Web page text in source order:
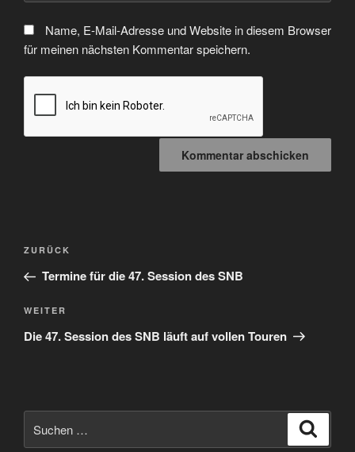
Name, E-Mail-Adresse und Website in diesem Browser
für meinen nächsten Kommentar speichern.
Beitragsnavigation
Vorheriger
Beitrag
ZURÜCK
Termine für die 47. Session des SNB
Nächster
Beitrag
WEITER
Die 47. Session des SNB läuft auf vollen Touren
nach: